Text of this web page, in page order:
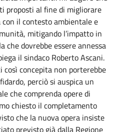
proposti al fine di migliorare
il contesto ambientale e
mitigando l’impatto in
che dovrebbe essere annessa
il sindaco Roberto Ascani.
così concepita non porterebbe
perciò si auspica un
che comprenda opere di
chiesto il completamento
che la nuova opera insiste
previsto già dalla Regione